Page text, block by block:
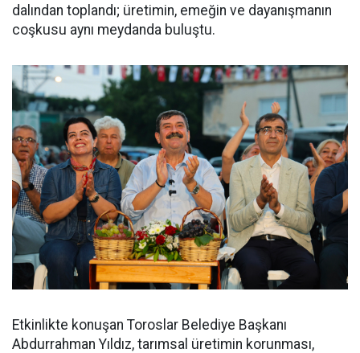
dalından toplandı; üretimin, emeğin ve dayanışmanın
coşkusu aynı meydanda buluştu.
Etkinlikte konuşan Toroslar Belediye Başkanı
Abdurrahman Yıldız, tarımsal üretimin korunması,